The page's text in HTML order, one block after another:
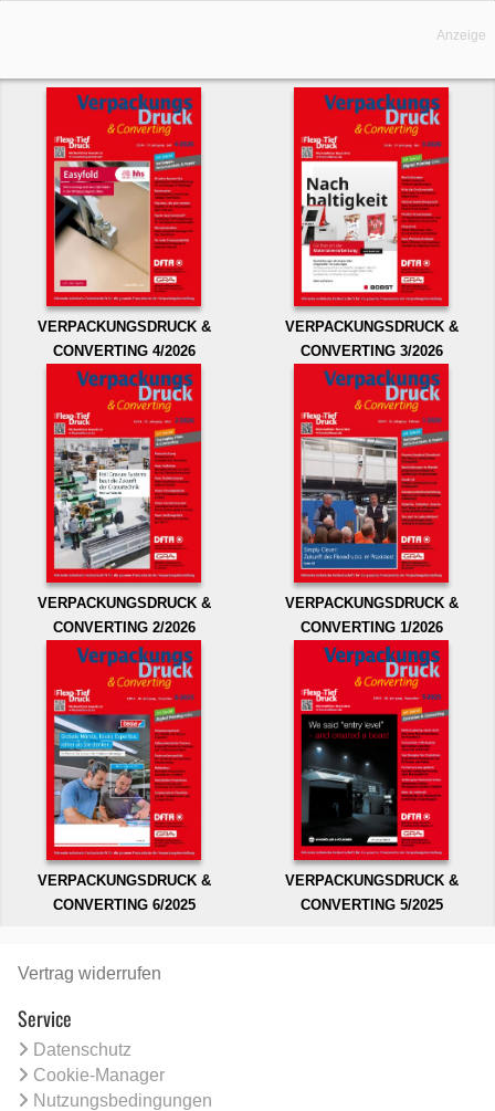
Anzeige
VERPACKUNGSDRUCK &
CONVERTING 4/2026
VERPACKUNGSDRUCK &
CONVERTING 3/2026
VERPACKUNGSDRUCK &
CONVERTING 2/2026
VERPACKUNGSDRUCK &
CONVERTING 1/2026
VERPACKUNGSDRUCK &
CONVERTING 6/2025
VERPACKUNGSDRUCK &
CONVERTING 5/2025
Vertrag widerrufen
Service
Datenschutz
Cookie-Manager
Nutzungsbedingungen